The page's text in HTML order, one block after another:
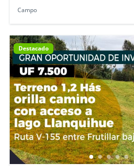
Campo
Destacado